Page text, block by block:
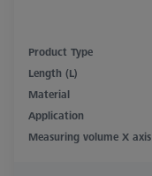
Product Type
Length (L)
Material
Application
Measuring volume X axis